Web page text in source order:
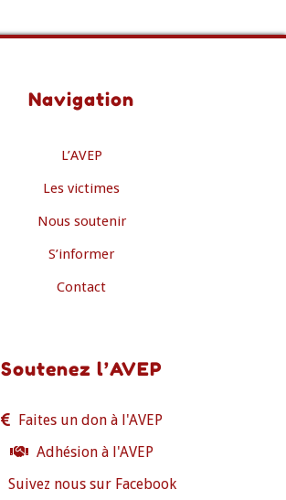
Navigation
L’AVEP
Les victimes
Nous soutenir
S’informer
Contact
Soutenez l’AVEP
Faites un don à l'AVEP
Adhésion à l'AVEP
Suivez nous sur Facebook